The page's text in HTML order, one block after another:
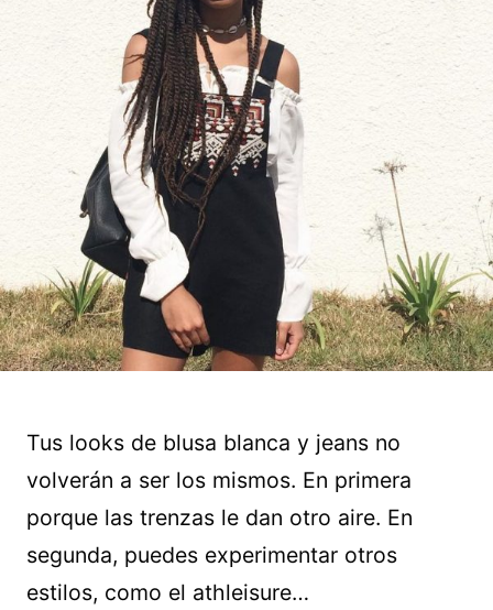
Tus looks de blusa blanca y jeans no
volverán a ser los mismos. En primera
porque las trenzas le dan otro aire. En
segunda, puedes experimentar otros
estilos, como el athleisure…